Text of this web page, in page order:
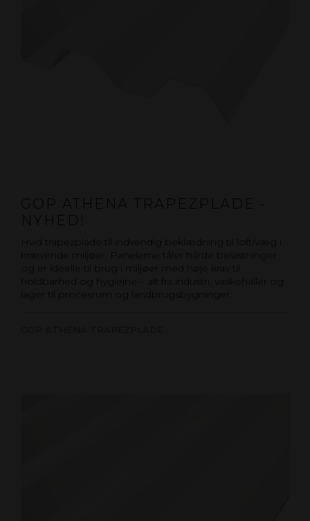
GOP ATHENA TRAPEZPLADE -
NYHED!
Hvid trapezplade til indvendig beklædning til loft/væg i
krævende miljøer. Panelerne tåler hårde belastninger
og er ideelle til brug i miljøer med høje krav til
holdbarhed og hygiejne – alt fra industri, vaskehaller og
lager til procesrum og landbrugsbygninger.